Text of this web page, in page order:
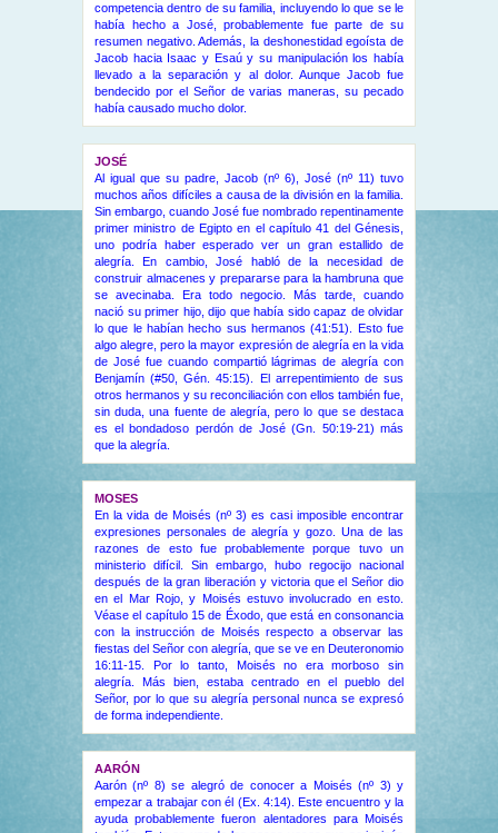
competencia dentro de su familia, incluyendo lo que se le
había hecho a José, probablemente fue parte de su
resumen negativo. Además, la deshonestidad egoísta de
Jacob hacia Isaac y Esaú y su manipulación los había
llevado a la separación y al dolor. Aunque Jacob fue
bendecido por el Señor de varias maneras, su pecado
había causado mucho dolor.
JOSÉ
Al igual que su padre, Jacob (nº 6), José (nº 11) tuvo
muchos años difíciles a causa de la división en la familia.
Sin embargo, cuando José fue nombrado repentinamente
primer ministro de Egipto en el capítulo 41 del Génesis,
uno podría haber esperado ver un gran estallido de
alegría. En cambio, José habló de la necesidad de
construir almacenes y prepararse para la hambruna que
se avecinaba. Era todo negocio. Más tarde, cuando
nació su primer hijo, dijo que había sido capaz de olvidar
lo que le habían hecho sus hermanos (41:51). Esto fue
algo alegre, pero la mayor expresión de alegría en la vida
de José fue cuando compartió lágrimas de alegría con
Benjamín (#50, Gén. 45:15). El arrepentimiento de sus
otros hermanos y su reconciliación con ellos también fue,
sin duda, una fuente de alegría, pero lo que se destaca
es el bondadoso perdón de José (Gn. 50:19-21) más
que la alegría.
MOSES
En la vida de Moisés (nº 3) es casi imposible encontrar
expresiones personales de alegría y gozo. Una de las
razones de esto fue probablemente porque tuvo un
ministerio difícil. Sin embargo, hubo regocijo nacional
después de la gran liberación y victoria que el Señor dio
en el Mar Rojo, y Moisés estuvo involucrado en esto.
Véase el capítulo 15 de Éxodo, que está en consonancia
con la instrucción de Moisés respecto a observar las
fiestas del Señor con alegría, que se ve en Deuteronomio
16:11-15. Por lo tanto, Moisés no era morboso sin
alegría. Más bien, estaba centrado en el pueblo del
Señor, por lo que su alegría personal nunca se expresó
de forma independiente.
AARÓN
Aarón (nº 8) se alegró de conocer a Moisés (nº 3) y
empezar a trabajar con él (Ex. 4:14). Este encuentro y la
ayuda probablemente fueron alentadores para Moisés